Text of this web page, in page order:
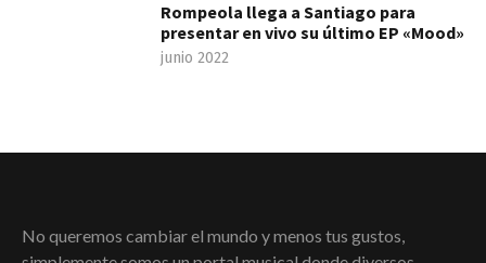
Rompeola llega a Santiago para
presentar en vivo su último EP «Mood»
junio 2022
No queremos cambiar el mundo y menos tus gustos,